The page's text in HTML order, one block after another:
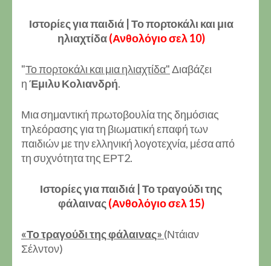
Ιστορίες για παιδιά | Το πορτοκάλι και μια
ηλιαχτίδα (Ανθολόγιο σελ 10)
"Το πορτοκάλι και μια ηλιαχτίδα"Διαβάζει
ηΈμιλυ Κολιανδρή.
Μια σημαντική πρωτοβουλία της δημόσιας
τηλεόρασης για τη βιωματική επαφή των
παιδιών με την ελληνική λογοτεχνία, μέσα από
τη συχνότητα της ΕΡΤ2.
Ιστορίες για παιδιά | Το τραγούδι της
φάλαινας(Ανθολόγιο σελ 15)
«Το τραγούδι της φάλαινας» (Ντάιαν
Σέλντον)